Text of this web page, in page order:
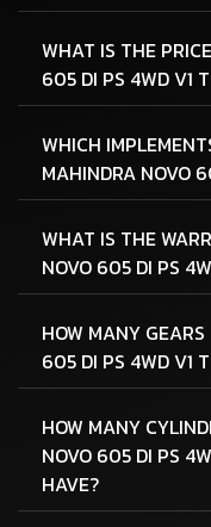
WHAT IS THE
605 DI PS 4WD V1
WHICH
MAHINDRA NOVO
WHAT IS THE
NOVO 605 DI PS
HOW MANY
605 DI PS 4WD V1
HOW MANY
NOVO 605 DI PS
HAVE?